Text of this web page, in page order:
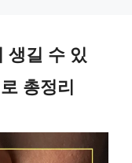
생길 수 있
총정리